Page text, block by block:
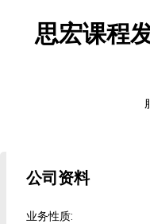
思宏课程
公司资料
业务性质: